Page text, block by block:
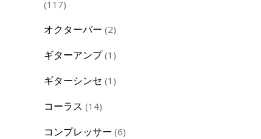
117117
オクターバー 22
ギターアンプ 1 1
ギターシンセ 1 1
コーラス 1414
コンプレッサー 66